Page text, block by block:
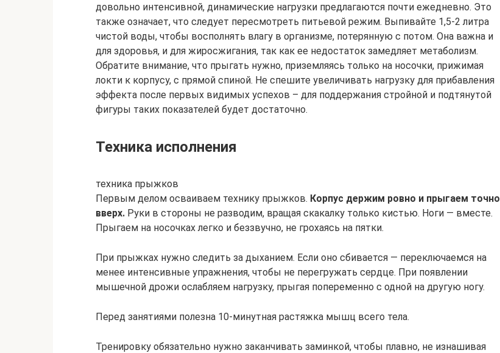
довольно интенсивной, динамические нагрузки предлагаются почти ежедневно. Это
также означает, что следует пересмотреть питьевой режим. Выпивайте 1,5-2 литра
чистой воды, чтобы восполнять влагу в организме, потерянную с потом. Она важна и
для здоровья, и для жиросжигания, так как ее недостаток замедляет метаболизм.
Обратите внимание, что прыгать нужно, приземляясь только на носочки, прижимая
локти к корпусу, с прямой спиной. Не спешите увеличивать нагрузку для прибавления
эффекта после первых видимых успехов – для поддержания стройной и подтянутой
фигуры таких показателей будет достаточно.
Техника исполнения
техника прыжков
Первым делом осваиваем технику прыжков. Корпус держим ровно и прыгаем точно
вверх. Руки в стороны не разводим, вращая скакалку только кистью. Ноги — вместе.
Прыгаем на носочках легко и беззвучно, не грохаясь на пятки.
При прыжках нужно следить за дыханием. Если оно сбивается — переключаемся на
менее интенсивные упражнения, чтобы не перегружать сердце. При появлении
мышечной дрожи ослабляем нагрузку, прыгая попеременно с одной на другую ногу.
Перед занятиями полезна 10-минутная растяжка мышц всего тела.
Тренировку обязательно нужно заканчивать заминкой, чтобы плавно, не изнашивая